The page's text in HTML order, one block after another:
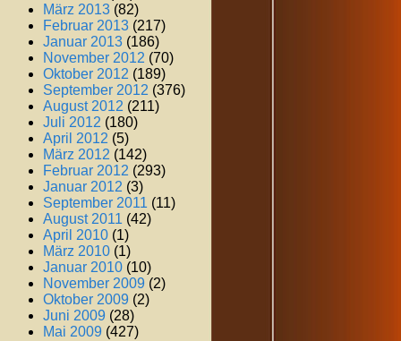
März 2013 (82)
Februar 2013 (217)
Januar 2013 (186)
November 2012 (70)
Oktober 2012 (189)
September 2012 (376)
August 2012 (211)
Juli 2012 (180)
April 2012 (5)
März 2012 (142)
Februar 2012 (293)
Januar 2012 (3)
September 2011 (11)
August 2011 (42)
April 2010 (1)
März 2010 (1)
Januar 2010 (10)
November 2009 (2)
Oktober 2009 (2)
Juni 2009 (28)
Mai 2009 (427)